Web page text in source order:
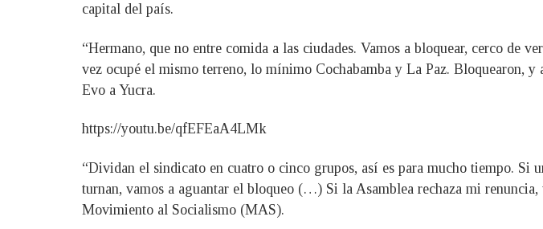
capital del país.
“Hermano, que no entre comida a las ciudades. Vamos a bloquear, cerco de
vez ocupé el mismo terreno, lo mínimo Cochabamba y La Paz. Bloquearon,
Evo a Yucra.
https://youtu.be/qfEFEaA4LMk
“Dividan el sindicato en cuatro o cinco grupos, así es para mucho tiempo. Si
turnan, vamos a aguantar el bloqueo (…) Si la Asamblea rechaza mi
Movimiento al Socialismo (MAS).